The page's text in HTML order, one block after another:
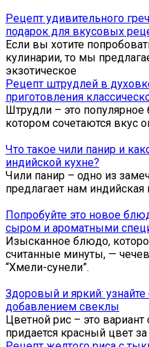
Рецепт удивительного
подарок для вкусовых
Если вы хотите
кулинарии, то мы
экзотическое
Рецепт штрудлей в
приготовления
Штрудли – это
котором сочетаются вкус
Что такое чили панир и
индийской кухне?
Чили панир – одно из
предлагает нам
Попробуйте это новое
сыром и ароматными
Изысканное блюдо,
считанные минуты, —
“Хмели-сунели”.
Здоровый и яркий:
добавлением свеклы
Цветной рис – это
придается красный цвет